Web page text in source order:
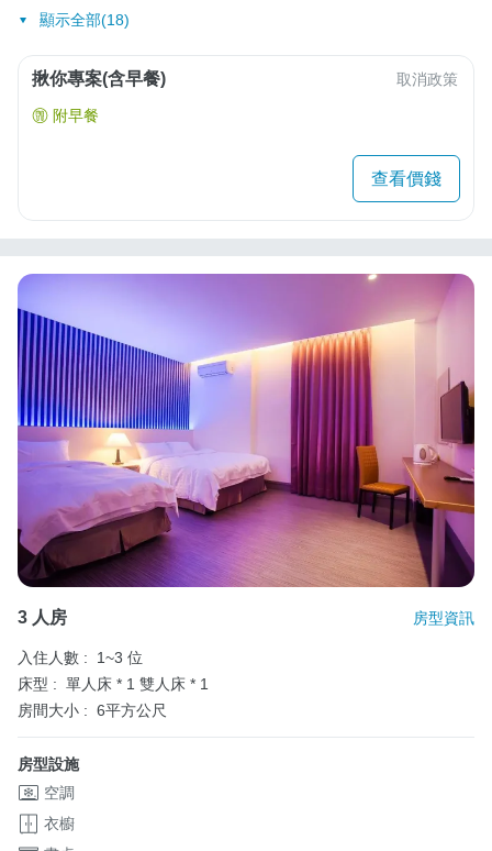
顯示全部(18)
揪你專案(含早餐) 取消政策
附早餐
查看價錢
3 人房 房型資訊
入住人數 :
1~3 位
床型 : 單人床 * 1 雙人床 * 1
房間大小 : 6平方公尺
房型設施
空調
衣櫥